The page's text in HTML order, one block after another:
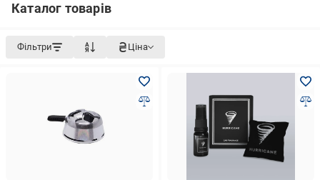
Каталог товарів
Фільтри Ціна